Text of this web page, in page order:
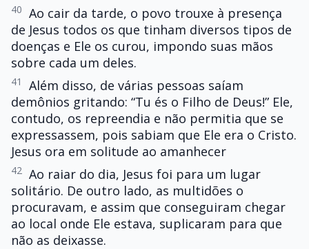
40 Ao cair da tarde, o povo trouxe à presença
de Jesus todos os que tinham diversos tipos de
doenças e Ele os curou, impondo suas mãos
sobre cada um deles.
41
Além disso, de várias pessoas saíam
demônios gritando: “Tu és o Filho de Deus!” Ele,
contudo, os repreendia e não permitia que se
expressassem, pois sabiam que Ele era o Cristo.
Jesus ora em solitude ao amanhecer
42 Ao raiar do dia, Jesus foi para um lugar
solitário. De outro lado, as multidões o
procuravam, e assim que conseguiram chegar
ao local onde Ele estava, suplicaram para que
não as deixasse.